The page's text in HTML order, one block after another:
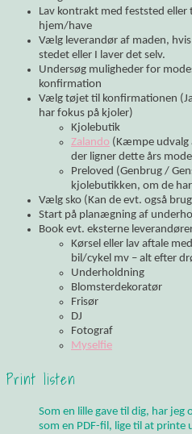
Lav kontrakt med feststed
hjem/have
Vælg leverandør af maden,
stedet eller I laver det selv.
Undersøg muligheder for
konfirmation
Vælg tøjet til konfirmationen
har fokus på kjoler)
Kjolebutik
Zalando (Kæmpe udvalg
der ligner dette års
Preloved (Genbrug /
kjolebutikken, om de
Vælg sko (Kan de evt. også
Start på planægning af
Book evt. eksterne
Kørsel eller lav aftale
bil/cykel mv – alt efter
Underholdning
Blomsterdekoratør
Frisør
DJ
Fotograf
Myselfie
Print listen
Som en lille gave til dig, har jeg
som en PDF-fil, lige til at printe